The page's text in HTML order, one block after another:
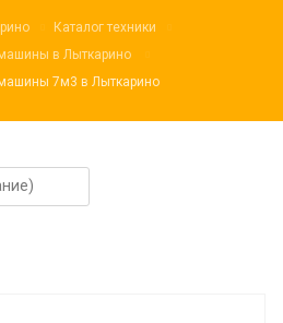
Каталог техники
в Лыткарино
7м3 в Лыткарино